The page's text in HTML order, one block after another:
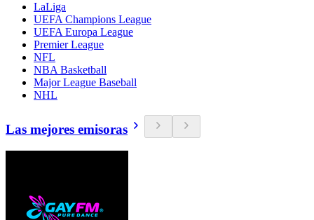
LaLiga
UEFA Champions League
UEFA Europa League
Premier League
NFL
NBA Basketball
Major League Baseball
NHL
Las mejores emisoras